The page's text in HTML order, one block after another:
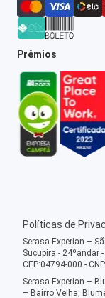
Prêmios
Políticas de
Serasa Experian –
Sucupira - 24ºandar
CEP:04794-000 -
Serasa Experian –
– Bairro Velha,